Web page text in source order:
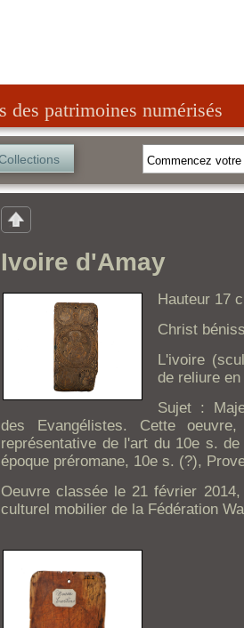
des patrimoines numérisés
Ivoire d'Amay
Hauteur 17
Christ
L'ivoire
de reliure
Sujet :
des Evangélistes. Cette
représentative de l'art du 10e s.
époque préromane, 10e s. (?),
Oeuvre classée le 21 février
culturel mobilier de la Fédération